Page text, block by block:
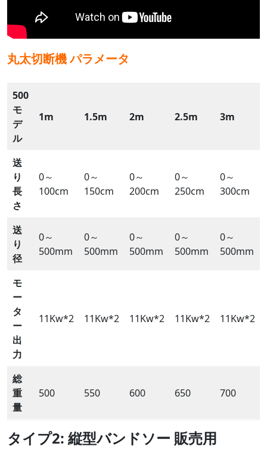
丸太切断機パラメータ
500
モ
デ
ル
1m 1.5m 2m 2.5m 3m
送
り
長
さ
0～
100cm
0～
150cm
0～
200cm
0～
250cm
0～
300cm
送
り
径
0～
500mm
0～
500mm
0～
500mm
0～
500mm
0～
500mm
モ
ー
タ
ー
出
力
11Kw*2 11Kw*2 11Kw*2 11Kw*2 11Kw*2
総
重
量
500 550 600 650 700
タイプ2: 縦型バンドソー 販売用